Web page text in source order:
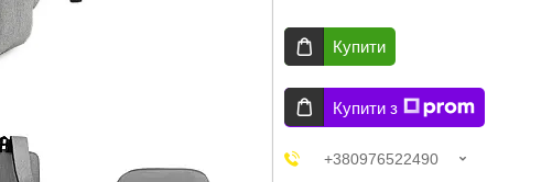
Купити
Купити з
+380976522490